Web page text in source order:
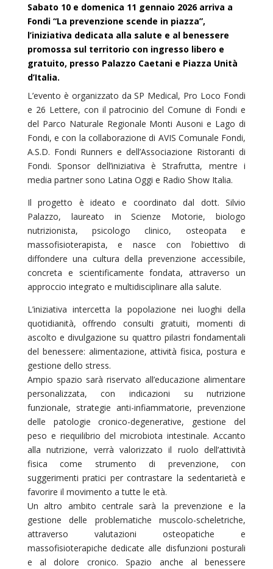
Sabato 10 e domenica 11 gennaio 2026 arriva a
Fondi “La prevenzione scende in piazza”,
l’iniziativa dedicata alla salute e al benessere
promossa sul territorio con ingresso libero e
gratuito, presso Palazzo Caetani e Piazza Unità
d’Italia.
L’evento è organizzato da SP Medical, Pro Loco Fondi
e 26 Lettere, con il patrocinio del Comune di Fondi e
del Parco Naturale Regionale Monti Ausoni e Lago di
Fondi, e con la collaborazione di AVIS Comunale Fondi,
A.S.D. Fondi Runners e dell’Associazione Ristoranti di
Fondi. Sponsor dell’iniziativa è Strafrutta, mentre i
media partner sono Latina Oggi e Radio Show Italia.
Il progetto è ideato e coordinato dal dott. Silvio
Palazzo, laureato in Scienze Motorie, biologo
nutrizionista, psicologo clinico, osteopata e
massofisioterapista, e nasce con l’obiettivo di
diffondere una cultura della prevenzione accessibile,
concreta e scientificamente fondata, attraverso un
approccio integrato e multidisciplinare alla salute.
L’iniziativa intercetta la popolazione nei luoghi della
quotidianità, offrendo consulti gratuiti, momenti di
ascolto e divulgazione su quattro pilastri fondamentali
del benessere: alimentazione, attività fisica, postura e
gestione dello stress.
Ampio spazio sarà riservato all’educazione alimentare
personalizzata, con indicazioni su nutrizione
funzionale, strategie anti-infiammatorie, prevenzione
delle patologie cronico-degenerative, gestione del
peso e riequilibrio del microbiota intestinale. Accanto
alla nutrizione, verrà valorizzato il ruolo dell’attività
fisica come strumento di prevenzione, con
suggerimenti pratici per contrastare la sedentarietà e
favorire il movimento a tutte le età.
Un altro ambito centrale sarà la prevenzione e la
gestione delle problematiche muscolo-scheletriche,
attraverso valutazioni osteopatiche e
massofisioterapiche dedicate alle disfunzioni posturali
e al dolore cronico. Spazio anche al benessere